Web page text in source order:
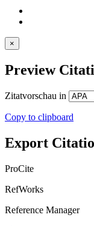
×
Preview
Zitatvorschau in
Copy to clipboard
Export
ProCite
RefWorks
Reference Manager